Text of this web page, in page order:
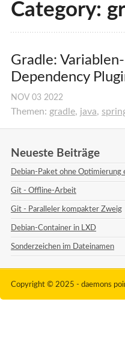
Category:
Gradle:
Dependency
NOV 03 2022
Themen: gradle, java,
Neueste Beiträge
Debian-Paket ohne Optimierung
Git - Offline-Arbeit
Git - Paralleler kompakter Zweig
Debian-Container in LXD
Sonderzeichen im Dateinamen
Copyright © 2025 - daemons